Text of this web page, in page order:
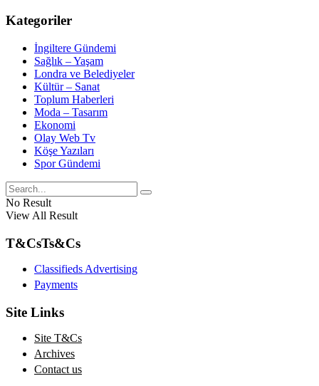
Kategoriler
İngiltere Gündemi
Sağlık – Yaşam
Londra ve Belediyeler
Kültür – Sanat
Toplum Haberleri
Moda – Tasarım
Ekonomi
Olay Web Tv
Köşe Yazıları
Spor Gündemi
No Result
View All Result
T&CsTs&Cs
Classifieds Advertising
Payments
Site Links
Site T&Cs
Archives
Contact us